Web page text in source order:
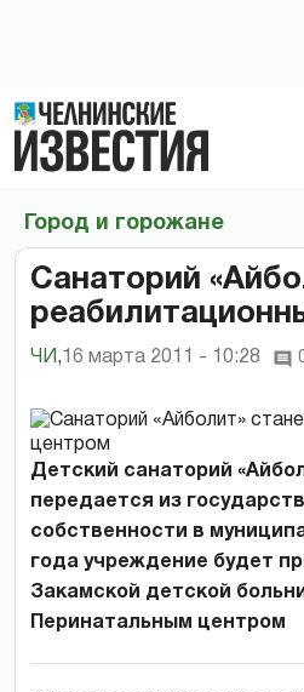
Город и горожане
Санаторий
ЧИ , 16 марта 2011 - 10:28
Детский санаторий
передается из
собственности в
года учреждение будет
Закамской детской
Перинатальным центром